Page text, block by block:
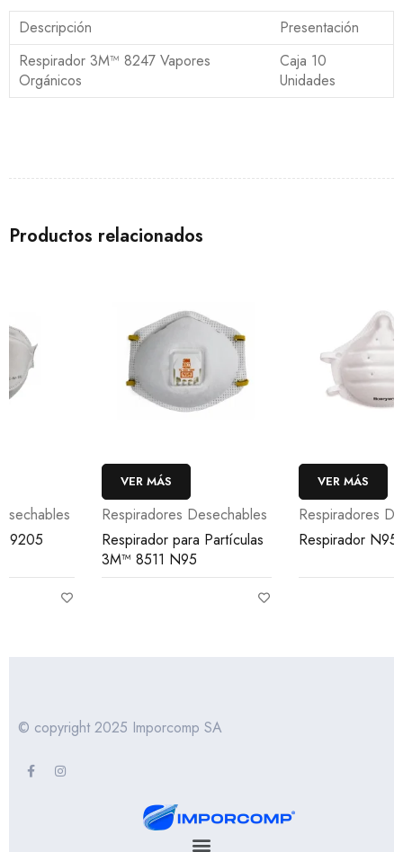
Descripción
Presentación
Respirador 3M™ 8247 Vapores
Orgánicos
Caja 10
Unidades
Productos relacionados
Respiradores Desechables
Respirador para Partículas
3M™ 8511 N95
Respiradores Desechables
Respirador N95 One Fit
© copyright 2025 Imporcomp SA